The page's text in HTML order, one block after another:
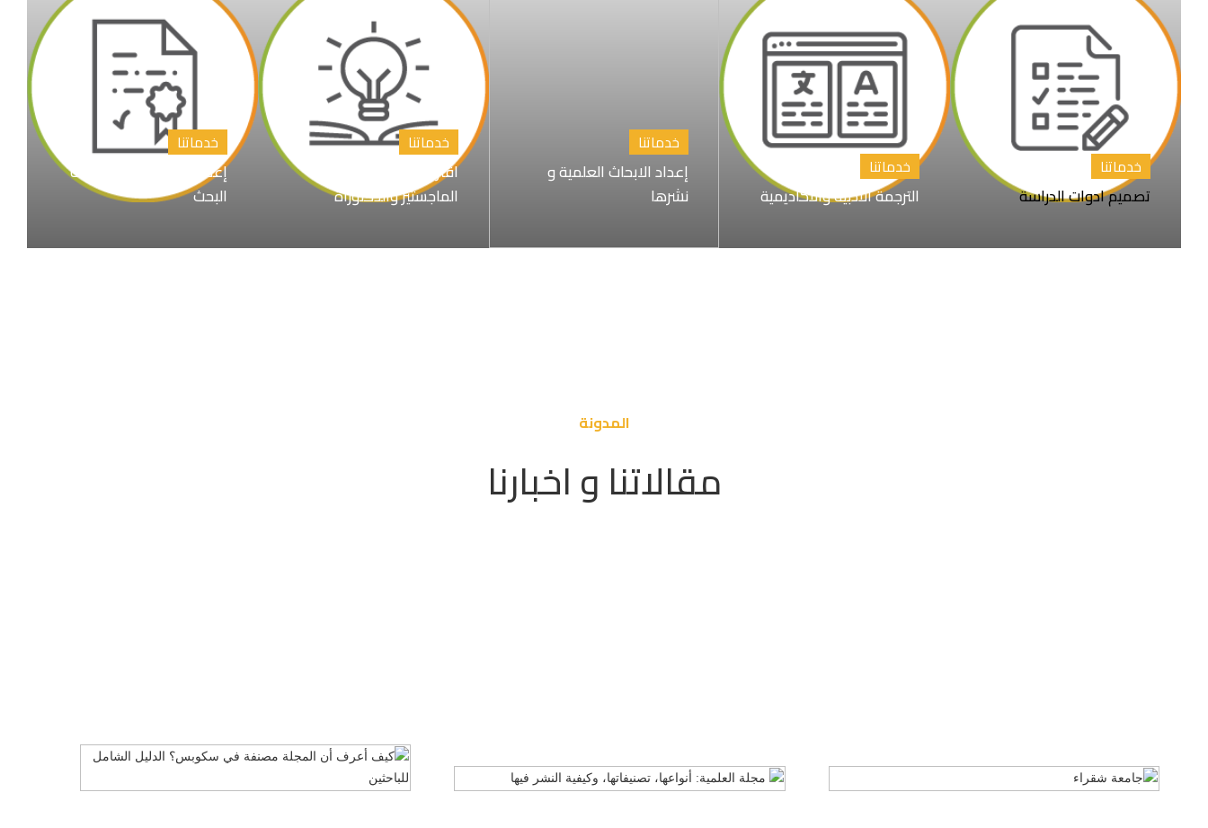
خدماتنا
تصميم ادوات الدراسة
خدماتنا
الترجمة الأدبية والأكاديمية
خدماتنا
إعداد الابحاث العلمية و
نشرها
خدماتنا
اقتراح عناوين رسائل
الماجستير والدكتوراة
خدماتنا
إعداد المقترح البحثي خطة
البحث
المدونة
مقالاتنا و اخبارنا